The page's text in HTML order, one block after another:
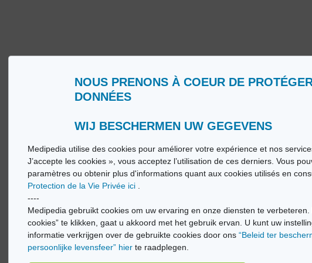
NOUS PRENONS À COEUR DE
DONNÉES
WIJ BESCHERMEN UW GEGEVENS
Medipedia utilise des cookies pour améliorer votre expérience et nos
J’accepte les cookies », vous acceptez l’utilisation de ces derniers. Vous
paramètres ou obtenir plus d'informations quant aux cookies utilisés en
Protection de la Vie Privée ici .
----
Medipedia gebruikt cookies om uw ervaring en onze diensten te verbeteren.
cookies” te klikken, gaat u akkoord met het gebruik ervan. U kunt uw
informatie verkrijgen over de gebruikte cookies door ons“Beleid ter
persoonlijke levensfeer” hier te raadplegen.
Wie zijn wij?
Gebruiksvoorwaarden
Woordenlijst
© Vivio sa, 2014-